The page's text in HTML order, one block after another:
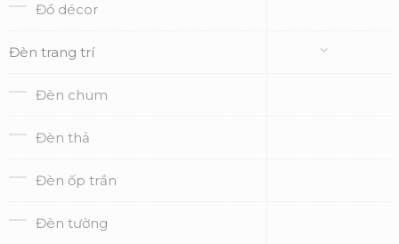
Đồ décor
Đèn trang trí
Đèn chum
Đèn thả
Đèn ốp trần
Đèn tường